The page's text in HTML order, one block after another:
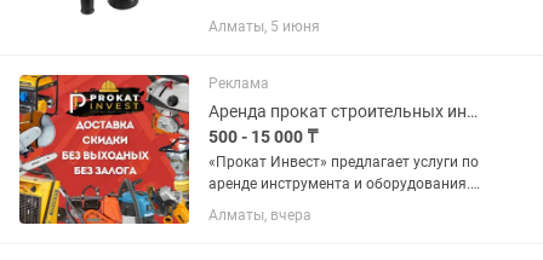
Алматы, 5 июня
Реклама
Аренда прокат строительных инструментов оборудования электро алматы бенза
500 - 15 000 ₸
«Прокат Инвест» предлагает услуги по
аренде инструмента и оборудования.
Наш адрес (есть доставка): г. Алматы,
ул. Кабдолова 22б (уг. Саина)
Алматы, вчера